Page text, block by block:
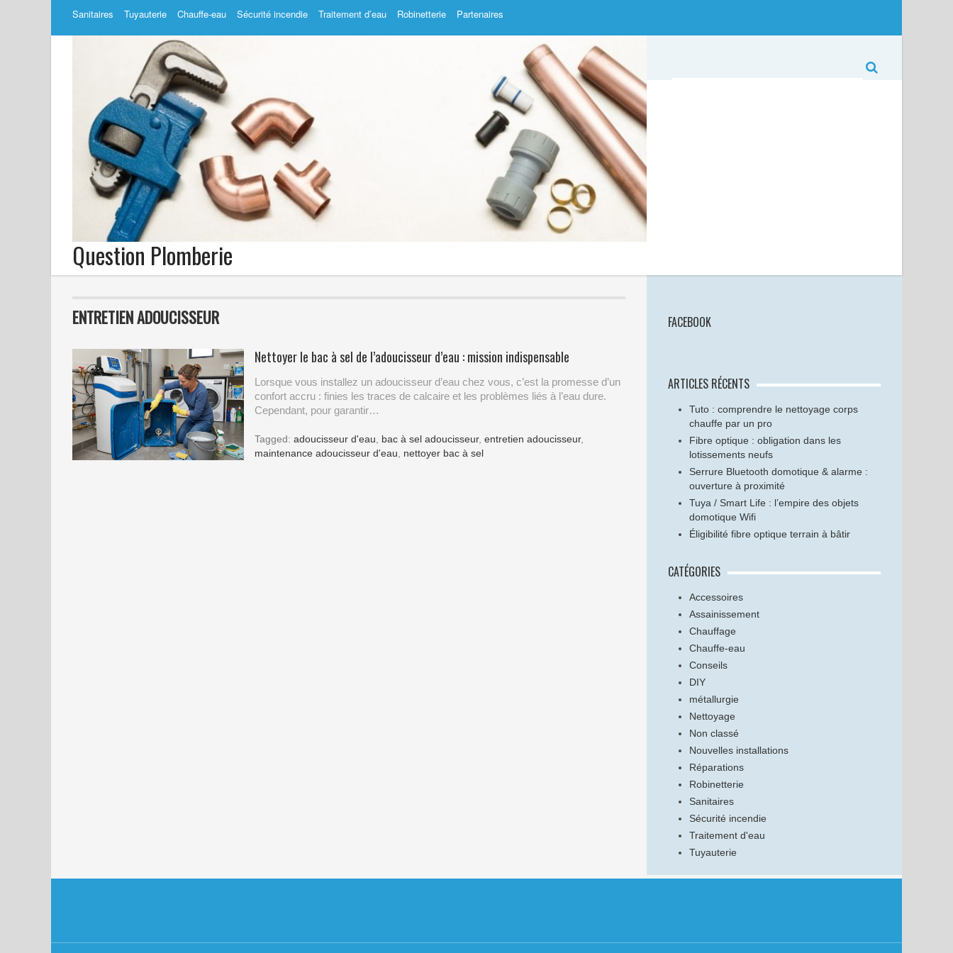
Sanitaires Tuyauterie Chauffe-eau Sécurité incendie Traitement d’eau Robinetterie Partenaires
Question Plomberie
ENTRETIEN ADOUCISSEUR
Nettoyer le bac à sel de l’adoucisseur d’eau : mission indispensable
Lorsque vous installez un adoucisseur d’eau chez vous, c’est la promesse d’un
confort accru : finies les traces de calcaire et les problèmes liés à l’eau dure.
Cependant, pour garantir…
Tagged:adoucisseur d'eau, bac à sel adoucisseur,entretien adoucisseur,
maintenance adoucisseur d'eau, nettoyer bac à sel
FACEBOOK
ARTICLES RÉCENTS
Tuto : comprendre le nettoyage corps
chauffe par un pro
Fibre optique : obligation dans les
lotissements neufs
Serrure Bluetooth domotique & alarme :
ouverture à proximité
Tuya / Smart Life : l’empire des objets
domotique Wifi
Éligibilité fibre optique terrain à bâtir
CATÉGORIES
Accessoires
Assainissement
Chauffage
Chauffe-eau
Conseils
DIY
métallurgie
Nettoyage
Non classé
Nouvelles installations
Réparations
Robinetterie
Sanitaires
Sécurité incendie
Traitement d'eau
Tuyauterie